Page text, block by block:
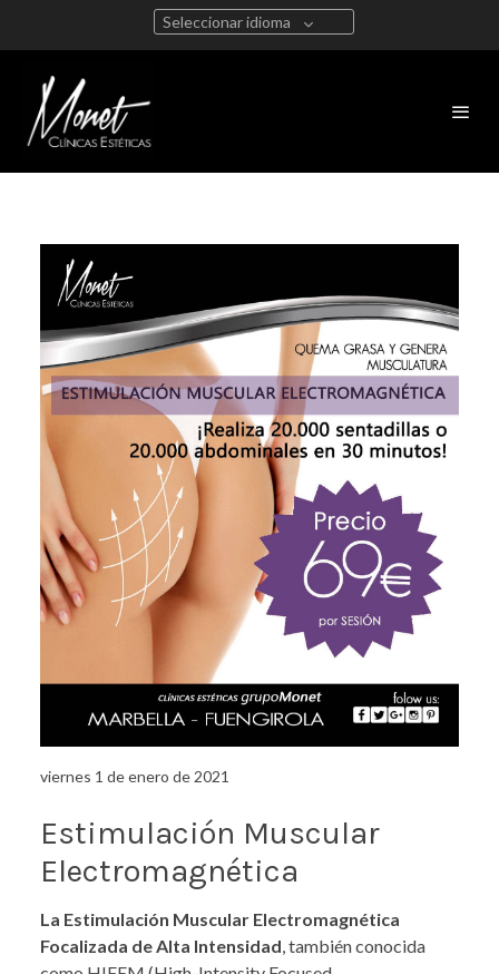
Seleccionar idioma
viernes 1 de enero de 2021
Estimulación Muscular
Electromagnética
La Estimulación Muscular Electromagnética
Focalizada de Alta Intensidad, también conocida